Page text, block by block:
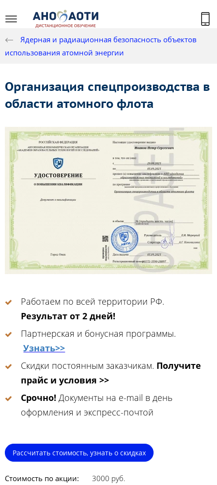
Ядерная и радиационная безопасность объектов
использования атомной энергии
Организация спецпроизводства в
области атомного флота
Работаем по всей территории РФ.
Результат от 2 дней!
Партнерская и бонусная программы.
Узнать>>
Скидки постоянным заказчикам. Получите
прайс и условия >>
Срочно! Документы на e-mail в день
оформления и экспресс-почтой
Рассчитать стоимость, узнать о скидках
Стоимость по акции:
3000 руб.